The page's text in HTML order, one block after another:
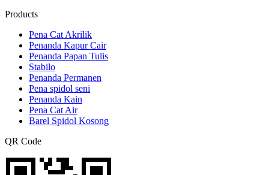
Products
Pena Cat Akrilik
Penanda Kapur Cair
Penanda Papan Tulis
Stabilo
Penanda Permanen
Pena spidol seni
Penanda Kain
Pena Cat Air
Barel Spidol Kosong
QR Code